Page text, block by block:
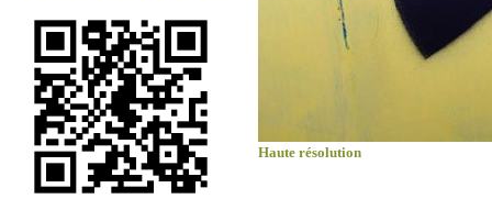
Haute résolution